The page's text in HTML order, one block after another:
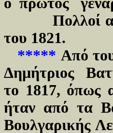
Πολλοί από
του 1821.
***** Από
Δημήτριος
το 1817, όπως
ήταν από τα
Βουλγαρικής